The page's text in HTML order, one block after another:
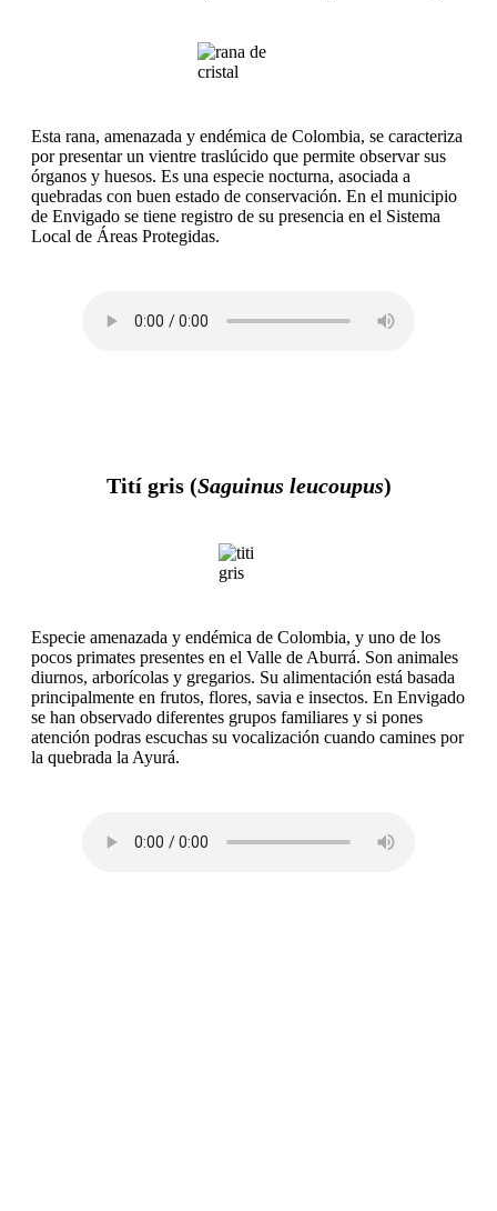
Esta rana, amenazada y endémica de Colombia, se caracteriza
por presentar un vientre traslúcido que permite observar sus
órganos y huesos. Es una especie nocturna, asociada a
quebradas con buen estado de conservación. En el municipio
de Envigado se tiene registro de su presencia en el Sistema
Local de Áreas Protegidas.
Tití gris (Saguinus leucoupus)
Especie amenazada y endémica de Colombia, y uno de los
pocos primates presentes en el Valle de Aburrá. Son animales
diurnos, arborícolas y gregarios. Su alimentación está basada
principalmente en frutos, flores, savia e insectos. En Envigado
se han observado diferentes grupos familiares y si pones
atención podras escuchas su vocalización cuando camines por
la quebrada la Ayurá.